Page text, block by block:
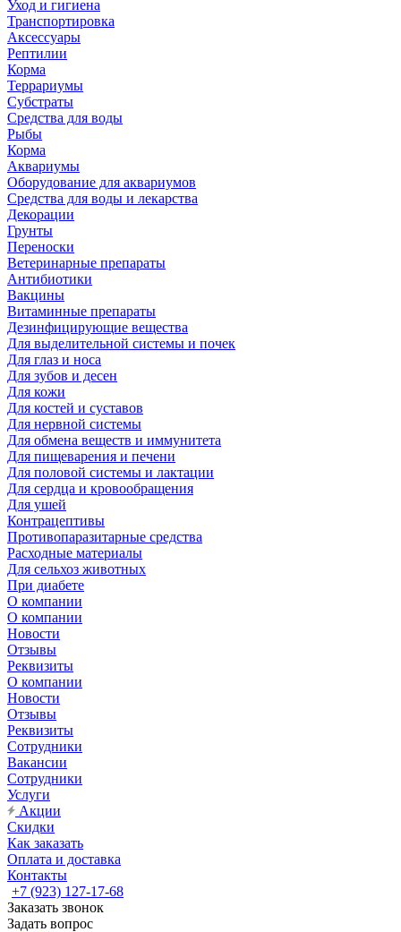
Уход и гигиена
Транспортировка
Аксессуары
Рептилии
Корма
Террариумы
Субстраты
Средства для воды
Рыбы
Корма
Аквариумы
Оборудование для аквариумов
Средства для воды и лекарства
Декорации
Грунты
Переноски
Ветеринарные препараты
Антибиотики
Вакцины
Витаминные препараты
Дезинфицирующие вещества
Для выделительной системы и почек
Для глаз и носа
Для зубов и десен
Для кожи
Для костей и суставов
Для нервной системы
Для обмена веществ и иммунитета
Для пищеварения и печени
Для половой системы и лактации
Для сердца и кровообращения
Для ушей
Контрацептивы
Противопаразитарные средства
Расходные материалы
Для сельхоз животных
При диабете
О компании
О компании
Новости
Отзывы
Реквизиты
О компании
Новости
Отзывы
Реквизиты
Сотрудники
Вакансии
Сотрудники
Услуги
Акции
Скидки
Как заказать
Оплата и доставка
Контакты
+7 (923) 127-17-68
Заказать звонок
Задать вопрос